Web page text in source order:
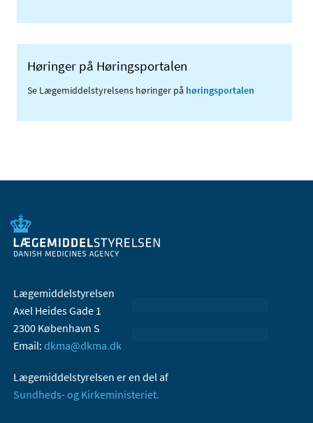
Høringer på Høringsportalen
Se Lægemiddelstyrelsens høringer på høringsportalen
Lægemiddelstyrelsen
Axel Heides Gade 1
2300 København S
Email: dkma@dkma.dk
Lægemiddelstyrelsen er en del af
Sundheds- og Kirkeministeriet.